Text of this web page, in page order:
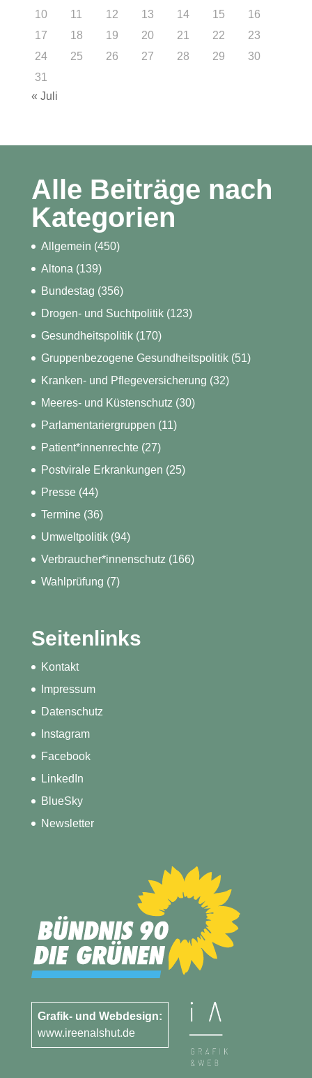
10
11 12 13 14 15
16
17
18 19 20 21 22
23
24
25 26 27 28 29
30
31
« Juli
Alle Beiträge nach
Kategorien
Allgemein (450)
Altona (139)
Bundestag (356)
Drogen- und Suchtpolitik(123)
Gesundheitspolitik(170)
Gruppenbezogene Gesundheitspolitik(51)
Kranken- und Pflegeversicherung (32)
Meeres- und Küstenschutz (30)
Parlamentariergruppen (11)
Patient*innenrechte(27)
Postvirale Erkrankungen (25)
Presse(44)
Termine(36)
Umweltpolitik(94)
Verbraucher*innenschutz (166)
Wahlprüfung (7)
Seitenlinks
Kontakt
Impressum
Datenschutz
Instagram
Facebook
LinkedIn
BlueSky
Newsletter
Grafik- und Webdesign:
www.ireenalshut.de